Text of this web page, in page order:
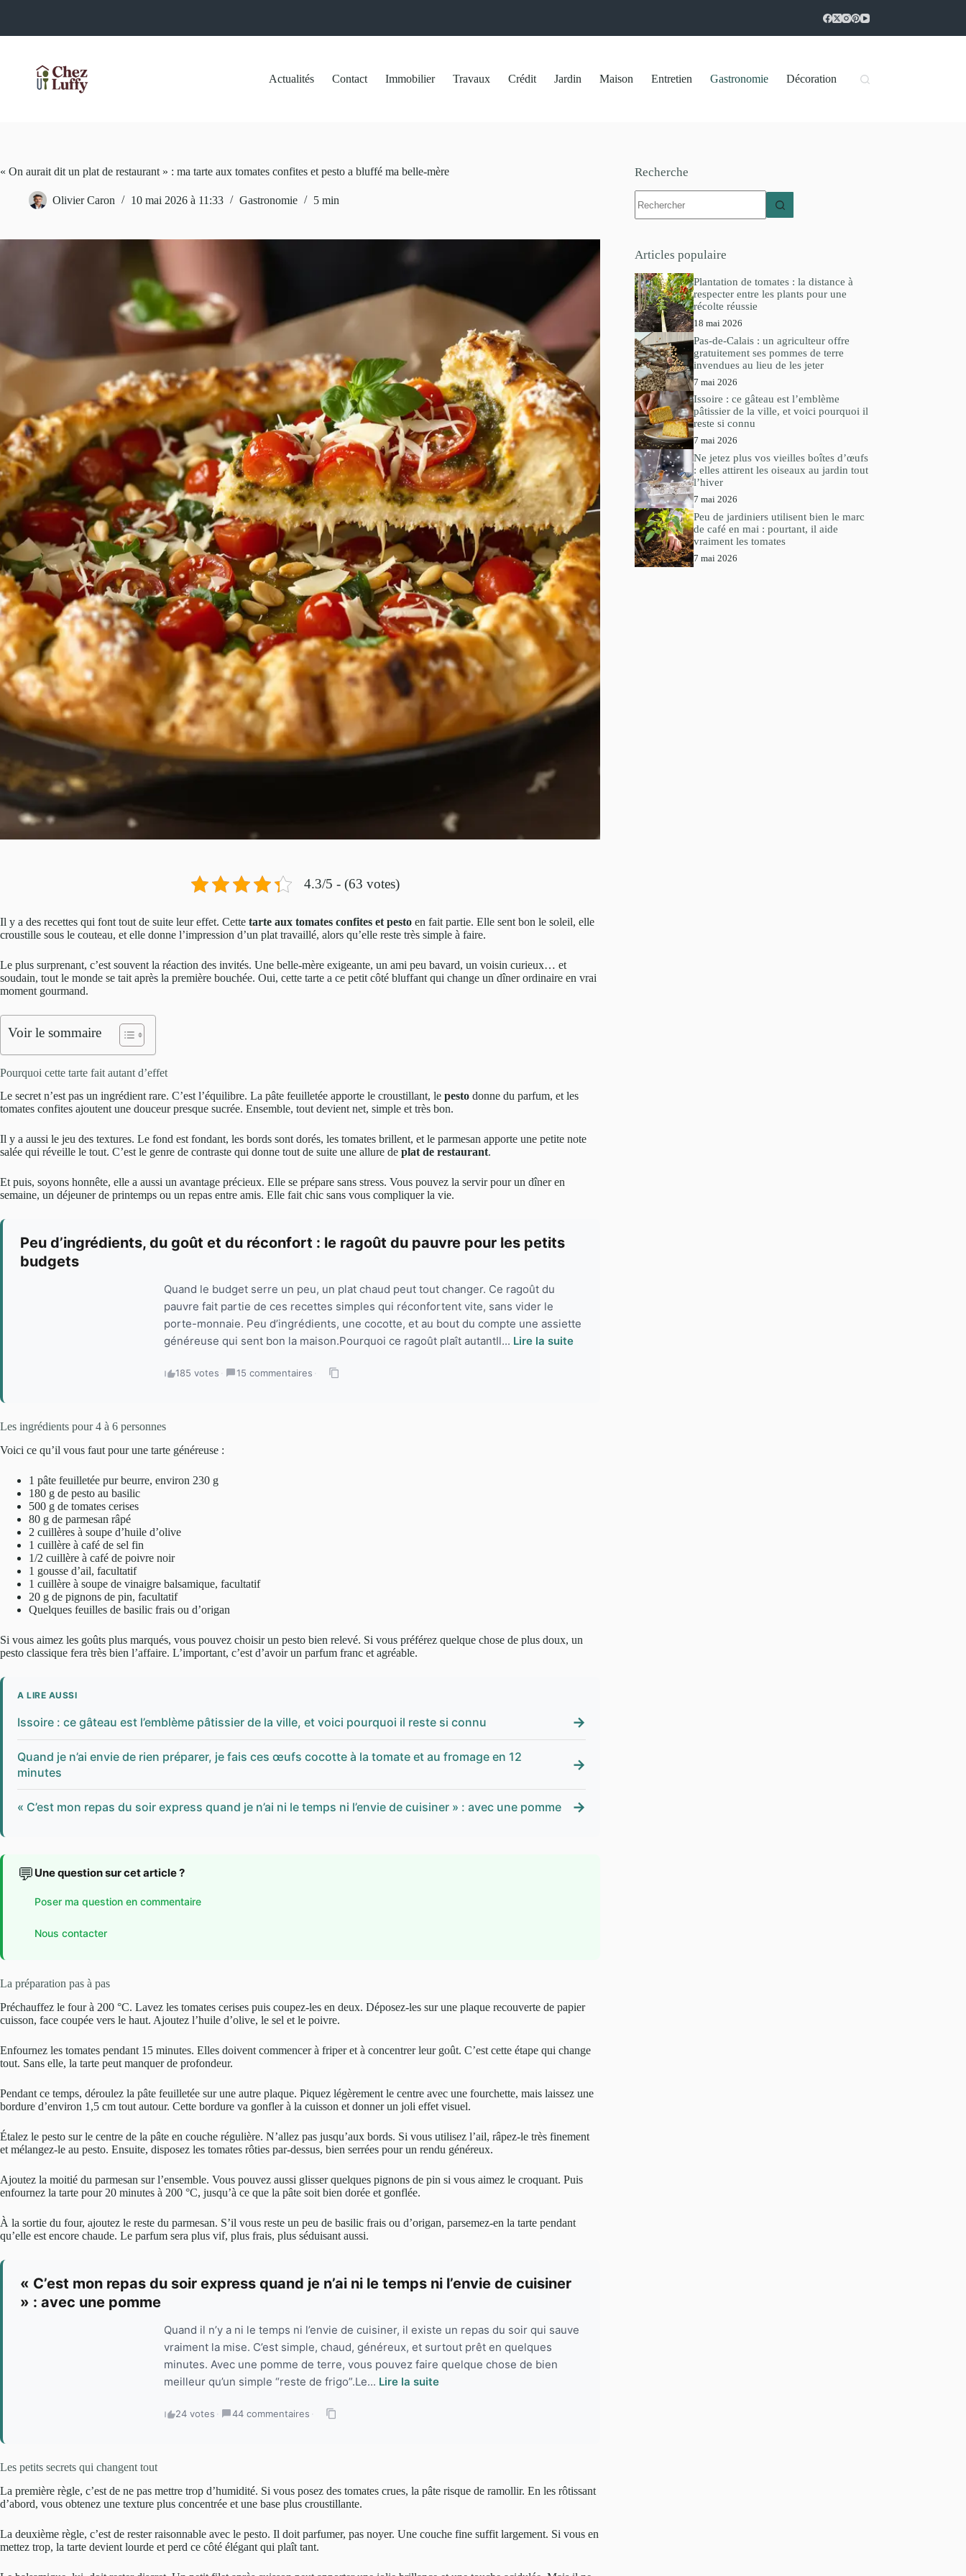
Actualités Contact Immobilier Travaux Crédit Jardin Maison Entretien Gastronomie Décoration
« On aurait dit un plat de restaurant » : ma tarte aux tomates confites et pesto a bluffé ma belle-mère
Olivier Caron 10 mai 2026 à 11:33 Gastronomie 5 min
4.3/5 - (63 votes)
Il y a des recettes qui font tout de suite leur effet. Cette tarte aux tomates confites et pesto en fait partie. Elle sent bon le soleil, elle
croustille sous le couteau, et elle donne l’impression d’un plat travaillé, alors qu’elle reste très simple à faire.
Le plus surprenant, c’est souvent la réaction des invités. Une belle-mère exigeante, un ami peu bavard, un voisin curieux… et
soudain, tout le monde se tait après la première bouchée. Oui, cette tarte a ce petit côté bluffant qui change un dîner ordinaire en vrai
moment gourmand.
Voir le sommaire
Pourquoi cette tarte fait autant d’effet
Le secret n’est pas un ingrédient rare. C’est l’équilibre. La pâte feuilletée apporte le croustillant, le pesto donne du parfum, et les
tomates confites ajoutent une douceur presque sucrée. Ensemble, tout devient net, simple et très bon.
Il y a aussi le jeu des textures. Le fond est fondant, les bords sont dorés, les tomates brillent, et le parmesan apporte une petite note
salée qui réveille le tout. C’est le genre de contraste qui donne tout de suite une allure de plat de restaurant.
Et puis, soyons honnête, elle a aussi un avantage précieux. Elle se prépare sans stress. Vous pouvez la servir pour un dîner en
semaine, un déjeuner de printemps ou un repas entre amis. Elle fait chic sans vous compliquer la vie.
Peu d’ingrédients, du goût et du réconfort : le ragoût du pauvre pour les petits
budgets
Quand le budget serre un peu, un plat chaud peut tout changer. Ce ragoût du
pauvre fait partie de ces recettes simples qui réconfortent vite, sans vider le
porte-monnaie. Peu d’ingrédients, une cocotte, et au bout du compte une assiette
généreuse qui sent bon la maison.Pourquoi ce ragoût plaît autantIl... Lire la suite
185 votes · 15 commentaires ·
Les ingrédients pour 4 à 6 personnes
Voici ce qu’il vous faut pour une tarte généreuse :
1 pâte feuilletée pur beurre, environ 230 g
180 g de pesto au basilic
500 g de tomates cerises
80 g de parmesan râpé
2 cuillères à soupe d’huile d’olive
1 cuillère à café de sel fin
1/2 cuillère à café de poivre noir
1 gousse d’ail, facultatif
1 cuillère à soupe de vinaigre balsamique, facultatif
20 g de pignons de pin, facultatif
Quelques feuilles de basilic frais ou d’origan
Si vous aimez les goûts plus marqués, vous pouvez choisir un pesto bien relevé. Si vous préférez quelque chose de plus doux, un
pesto classique fera très bien l’affaire. L’important, c’est d’avoir un parfum franc et agréable.
A LIRE AUSSI
Issoire : ce gâteau est l’emblème pâtissier de la ville, et voici pourquoi il reste si connu →
Quand je n’ai envie de rien préparer, je fais ces œufs cocotte à la tomate et au fromage en 12
minutes
→
« C’est mon repas du soir express quand je n’ai ni le temps ni l’envie de cuisiner » : avec une pomme →
💬 Une question sur cet article ?
Poser ma question en commentaire
Nous contacter
La préparation pas à pas
Préchauffez le four à 200 °C. Lavez les tomates cerises puis coupez-les en deux. Déposez-les sur une plaque recouverte de papier
cuisson, face coupée vers le haut. Ajoutez l’huile d’olive, le sel et le poivre.
Enfournez les tomates pendant 15 minutes. Elles doivent commencer à friper et à concentrer leur goût. C’est cette étape qui change
tout. Sans elle, la tarte peut manquer de profondeur.
Pendant ce temps, déroulez la pâte feuilletée sur une autre plaque. Piquez légèrement le centre avec une fourchette, mais laissez une
bordure d’environ 1,5 cm tout autour. Cette bordure va gonfler à la cuisson et donner un joli effet visuel.
Étalez le pesto sur le centre de la pâte en couche régulière. N’allez pas jusqu’aux bords. Si vous utilisez l’ail, râpez-le très finement
et mélangez-le au pesto. Ensuite, disposez les tomates rôties par-dessus, bien serrées pour un rendu généreux.
Ajoutez la moitié du parmesan sur l’ensemble. Vous pouvez aussi glisser quelques pignons de pin si vous aimez le croquant. Puis
enfournez la tarte pour 20 minutes à 200 °C, jusqu’à ce que la pâte soit bien dorée et gonflée.
À la sortie du four, ajoutez le reste du parmesan. S’il vous reste un peu de basilic frais ou d’origan, parsemez-en la tarte pendant
qu’elle est encore chaude. Le parfum sera plus vif, plus frais, plus séduisant aussi.
« C’est mon repas du soir express quand je n’ai ni le temps ni l’envie de cuisiner
» : avec une pomme
Quand il n’y a ni le temps ni l’envie de cuisiner, il existe un repas du soir qui sauve
vraiment la mise. C’est simple, chaud, généreux, et surtout prêt en quelques
minutes. Avec une pomme de terre, vous pouvez faire quelque chose de bien
meilleur qu’un simple “reste de frigo”.Le... Lire la suite
24 votes · 44 commentaires ·
Les petits secrets qui changent tout
La première règle, c’est de ne pas mettre trop d’humidité. Si vous posez des tomates crues, la pâte risque de ramollir. En les rôtissant
d’abord, vous obtenez une texture plus concentrée et une base plus croustillante.
La deuxième règle, c’est de rester raisonnable avec le pesto. Il doit parfumer, pas noyer. Une couche fine suffit largement. Si vous en
mettez trop, la tarte devient lourde et perd ce côté élégant qui plaît tant.
Recherche
résultat
Articles populaire
Plantation de tomates : la distance à
respecter entre les plants pour une
récolte réussie
18 mai 2026
Pas-de-Calais : un agriculteur offre
gratuitement ses pommes de terre
invendues au lieu de les jeter
7 mai 2026
Issoire : ce gâteau est l’emblème
pâtissier de la ville, et voici pourquoi il
reste si connu
7 mai 2026
Ne jetez plus vos vieilles boîtes d’œufs
: elles attirent les oiseaux au jardin tout
l’hiver
7 mai 2026
Peu de jardiniers utilisent bien le marc
de café en mai : pourtant, il aide
vraiment les tomates
7 mai 2026